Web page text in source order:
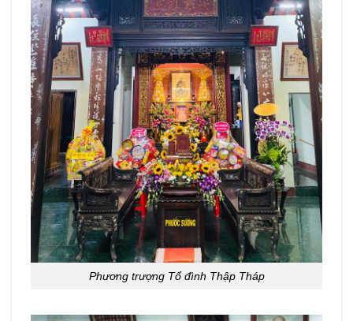
Phương trượng Tổ đình Thập Tháp